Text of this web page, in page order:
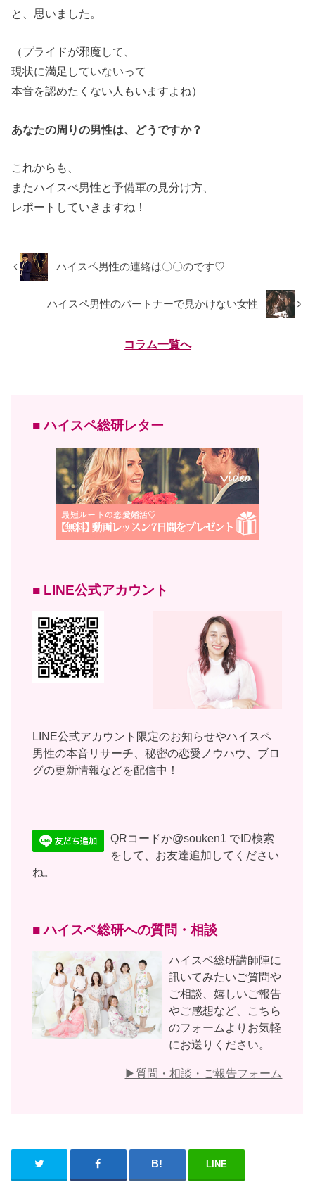
と、思いました。
（プライドが邪魔して、
現状に満足していないって
本音を認めたくない人もいますよね）
あなたの周りの男性は、どうですか？
これからも、
またハイスぺ男性と予備軍の見分け方、
レポートしていきますね！
ハイスペ男性の連絡は〇〇のです♡
ハイスペ男性のパートナーで見かけない女性
コラム一覧へ
■ ハイスペ総研レター
■ LINE公式アカウント
LINE公式アカウント限定のお知らせやハイスペ
男性の本音リサーチ、秘密の恋愛ノウハウ、ブロ
グの更新情報などを配信中！
QRコードか@souken1 でID検索
をして、お友達追加してください
ね。
■ ハイスペ総研への質問・相談
ハイスペ総研講師陣に
訊いてみたいご質問や
ご相談、嬉しいご報告
やご感想など、こちら
のフォームよりお気軽
にお送りください。
▶︎質問・相談・ご報告フォーム
LINE